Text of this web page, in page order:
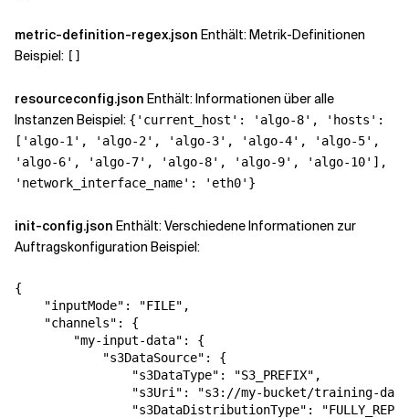
metric-definition-regex.json Enthält: Metrik-Definitionen
Beispiel: []
resourceconfig.json Enthält: Informationen über alle
Instanzen Beispiel: {'current_host': 'algo-8', 'hosts':
['algo-1', 'algo-2', 'algo-3', 'algo-4', 'algo-5',
'algo-6', 'algo-7', 'algo-8', 'algo-9', 'algo-10'],
'network_interface_name': 'eth0'}
init-config.json Enthält: Verschiedene Informationen zur
Auftragskonfiguration Beispiel:
{
    "inputMode": "FILE",
    "channels": {
        "my-input-data": {
            "s3DataSource": {
                "s3DataType": "S3_PREFIX",
"s3Uri": "s3://my-bucket/training-
"s3DataDistributionType":